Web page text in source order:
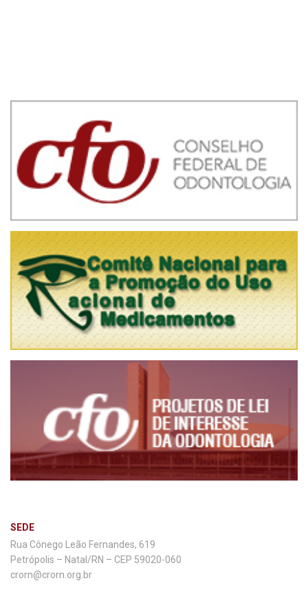
SEDE
Rua Cônego Leão Fernandes, 619
Petrópolis – Natal/RN – CEP 59020-060
crorn@crorn.org.br